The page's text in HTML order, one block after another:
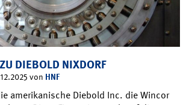
DIEBOLD NIXDORF
von HNF
amerikanische Diebold Inc. die Wincor